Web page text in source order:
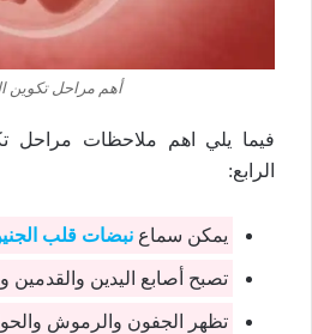
أهم مراحل تكوين
فيما يلي اهم ملاحظات مراحل
الرابع:
يمكن سماع نبضات قلب
تصبح أصابع اليدين والقدمين
تظهر الجفون والرموش